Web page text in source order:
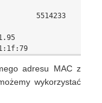
5514233
adresu MAC z
wykorzystać